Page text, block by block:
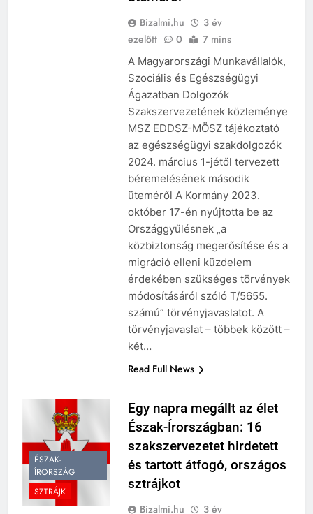
Bizalmi.hu
3 év
A Magyarországi Munkavállalók,
Szociális és Egészségügyi
Ágazatban Dolgozók
Szakszervezetének közleménye
MSZ EDDSZ-MÖSZ tájékoztató
az egészségügyi szakdolgozók
2024. március 1-jétől tervezett
béremelésének második
üteméről A Kormány 2023.
október 17-én nyújtotta be az
Országgyűlésnek „a
közbiztonság megerősítése és a
migráció elleni küzdelem
érdekében szükséges törvények
módosításáról szóló T/5655.
számú” törvényjavaslatot. A
törvényjavaslat – többek között –
ÉSZAK-
ÍRORSZÁG
SZTRÁJK
Egy napra megállt az élet
Észak-Írországban: 16
szakszervezetet hirdetett
és tartott átfogó, országos
sztrájkot